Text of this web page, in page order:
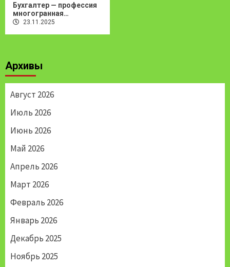
Бухгалтер — профессия
многогранная…
23.11.2025
Архивы
Август 2026
Июль 2026
Июнь 2026
Май 2026
Апрель 2026
Март 2026
Февраль 2026
Январь 2026
Декабрь 2025
Ноябрь 2025